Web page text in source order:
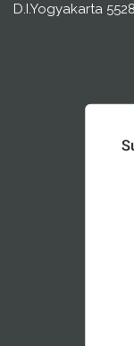
D.I.Yogyakarta